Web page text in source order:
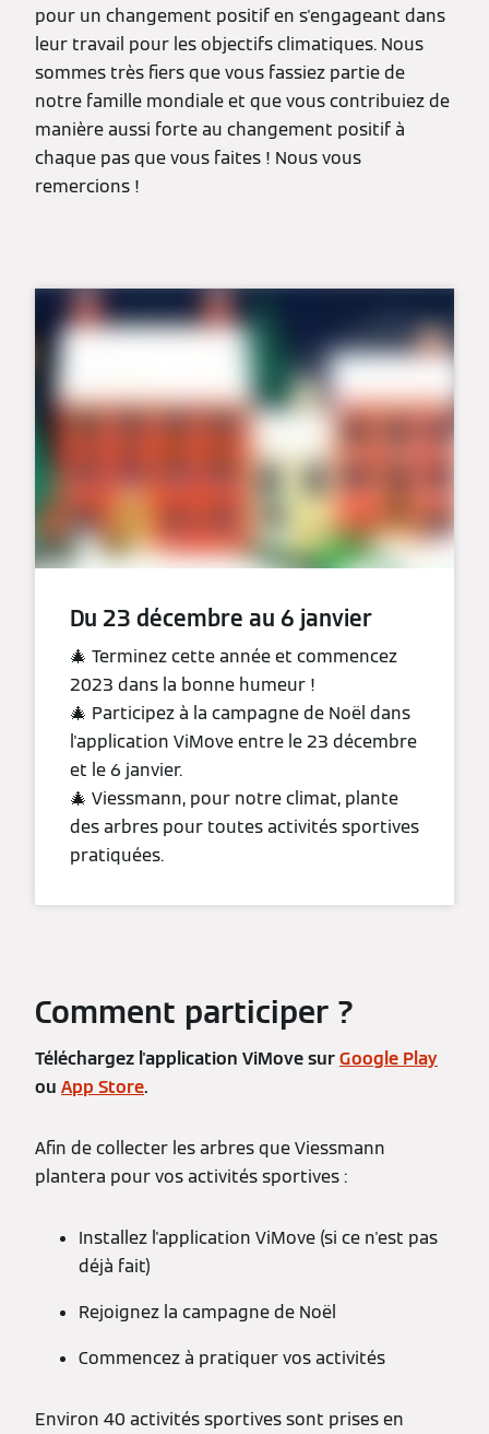
pour un changement positif en s'engageant dans
leur travail pour les objectifs climatiques. Nous
sommes très fiers que vous fassiez partie de
notre famille mondiale et que vous contribuiez de
manière aussi forte au changement positif à
chaque pas que vous faites ! Nous vous
remercions !
Du 23 décembre au 6 janvier
🎄 Terminez cette année et commencez
2023 dans la bonne humeur !
🎄 Participez à la campagne de Noël dans
l'application ViMove entre le 23 décembre
et le 6 janvier.
🎄 Viessmann, pour notre climat, plante
des arbres pour toutes activités sportives
pratiquées.
Comment participer ?
Téléchargez l'application ViMove surGoogle Play
ou App Store.
Afin de collecter les arbres que Viessmann
plantera pour vos activités sportives :
Installez l'application ViMove (si ce n'est pas
déjà fait)
Rejoignez la campagne de Noël
Commencez à pratiquer vos activités
Environ 40 activités sportives sont prises en